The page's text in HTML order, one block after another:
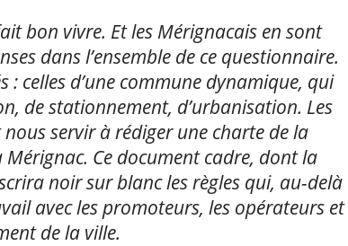
bon vivre. Et les Mérignacais en sont
dans l’ensemble de ce questionnaire.
celles d’une commune dynamique, qui
de stationnement, d’urbanisation. Les
servir à rédiger une charte de la
Ce document cadre, dont la
noir sur blanc les règles qui, au-delà
avec les promoteurs, les opérateurs et
de la ville.